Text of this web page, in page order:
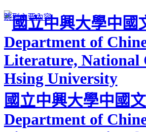
跳到主要內容
國立中興大學中國
Department of